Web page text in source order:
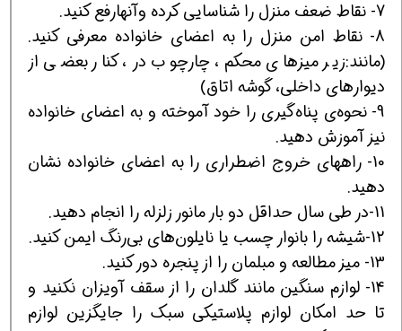
7- نقاط ضعف منزل را شناسايی کرده وآنهارفع کنيد.
8- نقاط امن منزل را به اعضای خانواده معرفی کنيد.
(مانند:زير ميزهای محکم، چارچوب در، کنار بعضی از
ديوارهای داخلی، گوشه اتاق)
9- نحوه‌ی پناه‌گيری را خود آموخته و به اعضای خانواده
نيز آموزش دهيد.
10- راههای خروج اضطراری را به اعضای خانواده نشان
دهيد.
11-در طی سال حداقل دو بار مانور زلزله را انجام دهيد.
12-شيشه را بانوار چسب يا نايلون‌های بی‌رنگ ايمن کنيد.
13- ميز مطالعه و مبلمان را از پنجره دور کنيد.
14- لوازم سنگين مانند گلدان را از سقف آويزان نکنيد و
تا حد امکان لوازم پلاستيکی سبک را جايگزين لوازم